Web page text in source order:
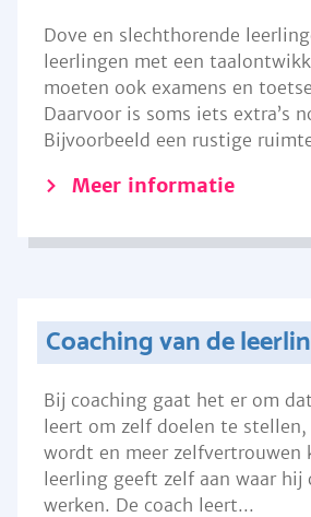
Dove en slechthorende
leerlingen met een
moeten ook examens en
Daarvoor is soms iets extra’s
Bijvoorbeeld een rustige
Meer informatie
Coaching van de
Bij coaching gaat het er om
leert om zelf doelen te
wordt en meer zelfvertrouwen
leerling geeft zelf aan waar hij
werken. De coach leert...